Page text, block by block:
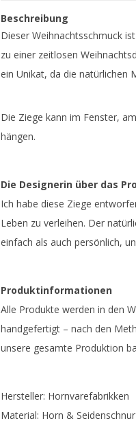
Beschreibung
Dieser Weihnachtsschmuck
zu einer zeitlosen
ein Unikat, da die natürlichen
Die Ziege kann im Fenster,
hängen.
Die Designerin über das
Ich habe diese Ziege
Leben zu verleihen. Der
einfach als auch persönlich,
Produktinformationen
Alle Produkte werden in den
handgefertigt – nach den
unsere gesamte Produktion
Hersteller: Hornvarefabrikken
Material: Horn & Seidenschnur